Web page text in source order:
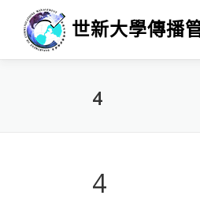
要
世新大學傳播
4
4